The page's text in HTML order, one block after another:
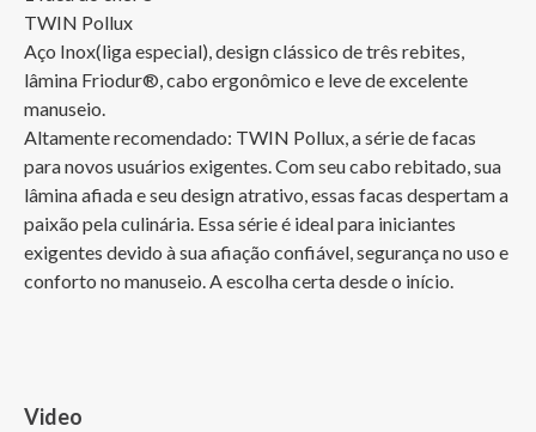
TWIN Pollux
Aço Inox(liga especial), design clássico de três rebites,
lâmina Friodur®, cabo ergonômico e leve de excelente
manuseio.
Altamente recomendado: TWIN Pollux, a série de facas
para novos usuários exigentes. Com seu cabo rebitado, sua
lâmina afiada e seu design atrativo, essas facas despertam a
paixão pela culinária. Essa série é ideal para iniciantes
exigentes devido à sua afiação confiável, segurança no uso e
conforto no manuseio. A escolha certa desde o início.
Video